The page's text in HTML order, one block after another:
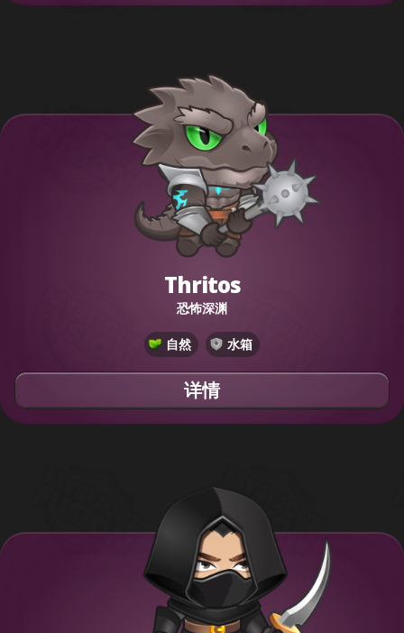
Thritos
恐怖深渊
自然 水箱
详情